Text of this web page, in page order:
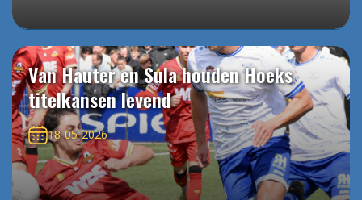
Van Hauter en Sula houden Hoeks
titelkansen levend
18-05-2026